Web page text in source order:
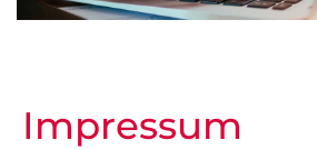
Impressum